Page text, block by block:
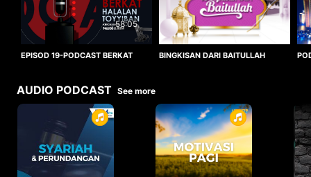
58:05
EPISOD 19-PODCAST BERKAT
BINGKISAN DARI BAITULLAH
AUDIO PODCAST See more